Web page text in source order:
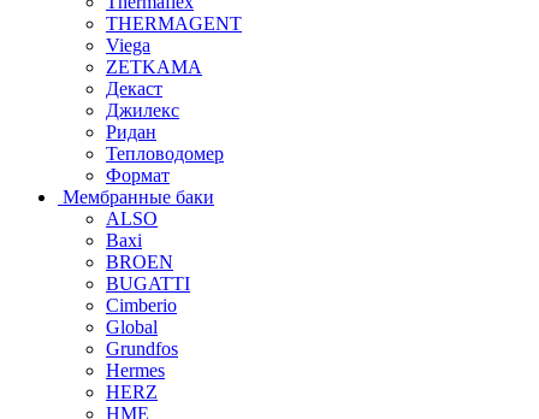
THERMAGENT
Viega
ZETKAMA
Декаст
Джилекс
Ридан
Тепловодомер
Формат
Мембранные баки
ALSO
Baxi
BROEN
BUGATTI
Cimberio
Global
Grundfos
Hermes
HERZ
HME